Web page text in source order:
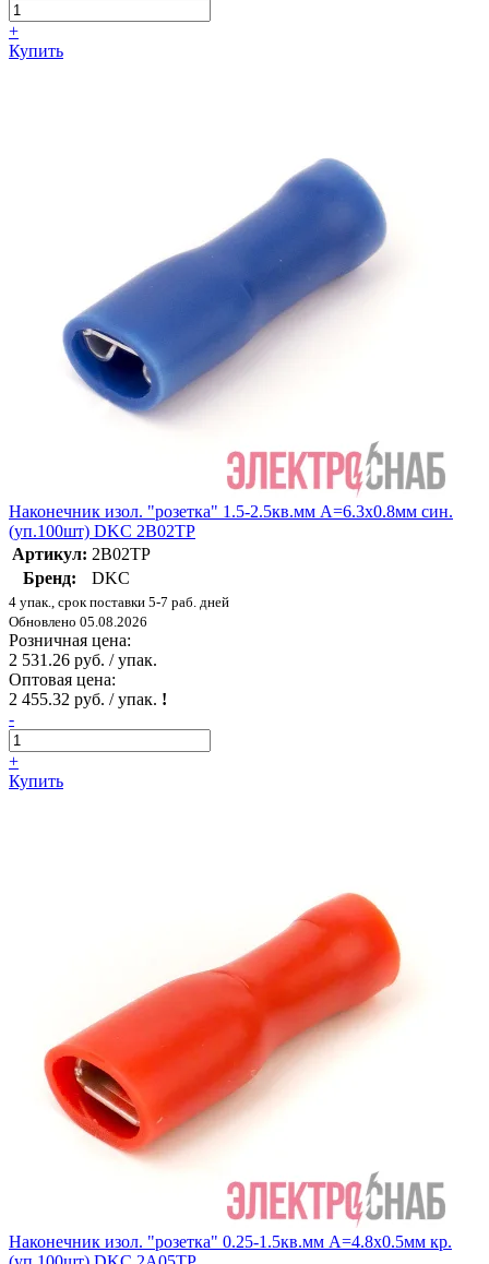
+
Купить
Наконечник изол. "розетка" 1.5-2.5кв.мм A=6.3х0.8мм син.
(уп.100шт) DKC 2B02TP
Артикул: 2B02TP
Бренд:
DKC
4 упак., срок поставки 5-7 раб. дней
Обновлено 05.08.2026
Розничная цена:
2 531.26 руб. / упак.
Оптовая цена:
2 455.32 руб. / упак. !
-
+
Купить
Наконечник изол. "розетка" 0.25-1.5кв.мм А=4.8х0.5мм кр.